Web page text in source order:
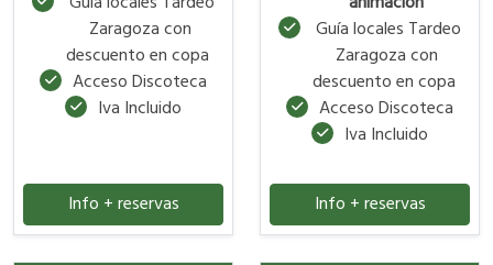
Zaragoza con
descuento en copa
Acceso Discoteca
Iva Incluido
Info + reservas
Guía locales Tardeo
Zaragoza con
descuento en copa
Acceso Discoteca
Iva Incluido
Info + reservas